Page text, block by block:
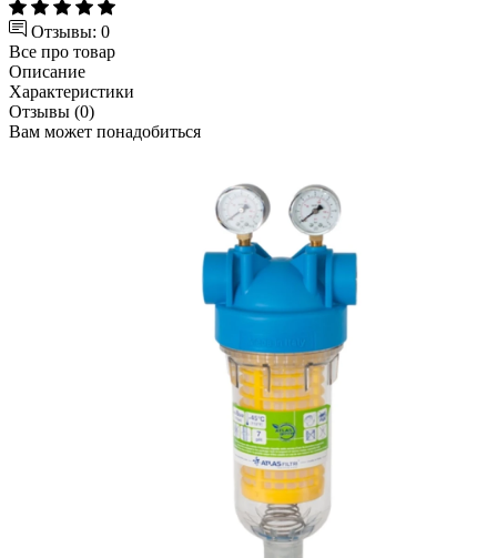
Отзывы: 0
Все про товар
Описание
Характеристики
Отзывы (0)
Вам может понадобиться